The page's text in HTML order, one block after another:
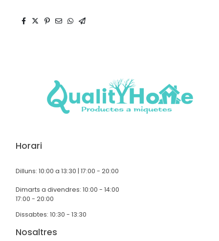
Horari
Dilluns: 10:00 a 13:30 | 17:00 - 20:00
Dimarts a divendres: 10:00 - 14:00
17:00 - 20:00
Dissabtes: 10:30 - 13:30
Nosaltres